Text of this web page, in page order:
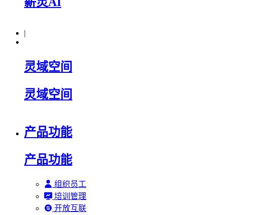
|
灵域空间
灵域空间
产品功能
产品功能
组织员工
培训管理
开放互联